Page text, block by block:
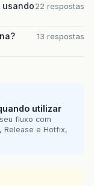
usando22 respostas
13 respostas
utilizar
fluxo com
Release e Hotfix,